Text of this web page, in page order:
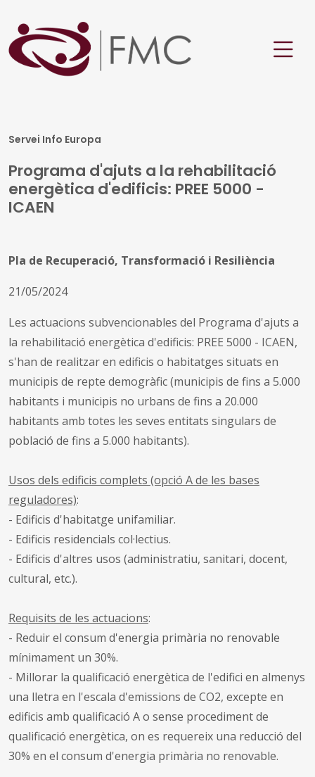
Servei Info Europa
Programa d'ajuts a la rehabilitació
energètica d'edificis: PREE 5000 -
ICAEN
Pla de Recuperació, Transformació i Resiliència
21/05/2024
Les actuacions subvencionables del Programa d'ajuts a
la rehabilitació energètica d'edificis: PREE 5000 - ICAEN,
s'han de realitzar en edificis o habitatges situats en
municipis de repte demogràfic (municipis de fins a 5.000
habitants i municipis no urbans de fins a 20.000
habitants amb totes les seves entitats singulars de
població de fins a 5.000 habitants).
Usos dels edificis complets (opció A de les bases
reguladores):
- Edificis d'habitatge unifamiliar.
- Edificis residencials col·lectius.
- Edificis d'altres usos (administratiu, sanitari, docent,
cultural, etc.).
Requisits de les actuacions:
- Reduir el consum d'energia primària no renovable
mínimament un 30%.
- Millorar la qualificació energètica de l'edifici en almenys
una lletra en l'escala d'emissions de CO2, excepte en
edificis amb qualificació A o sense procediment de
qualificació energètica, on es requereix una reducció del
30% en el consum d'energia primària no renovable.